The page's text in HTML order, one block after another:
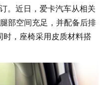
。近日，爱卡汽车从相关
部空间充足，并配备后排
，座椅采用皮质材料搭